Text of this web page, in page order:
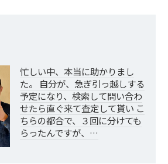
忙しい中、本当に助かりまし
た。 自分が、急ぎ引っ越しする
予定になり、検索して問い合わ
せたら直ぐ来て査定して貰い こ
ちらの都合で、３回に分けても
らったんですが、…